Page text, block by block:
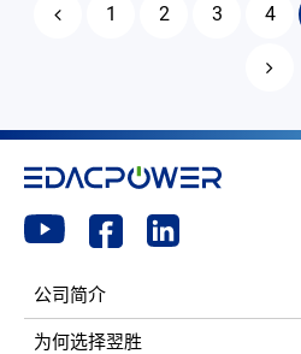
1 2 3 4
公司简介
为何选择翌胜